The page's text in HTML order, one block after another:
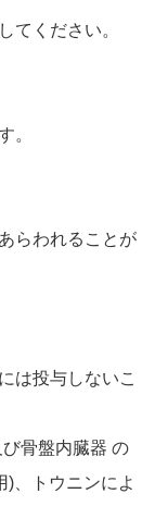
てください。
。
らわれることが
は投与しないこ
骨盤内臓器 の
)、トウニンによ